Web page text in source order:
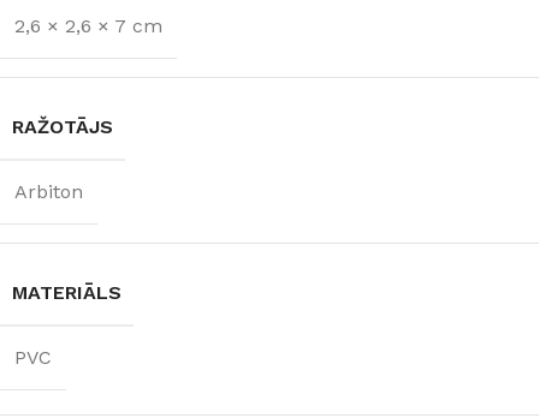
2,6 × 2,6 × 7 cm
RAŽOTĀJS
Arbiton
MATERIĀLS
PVC